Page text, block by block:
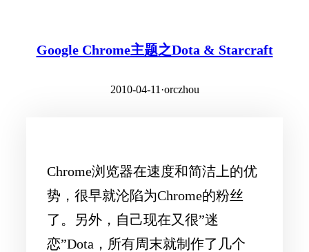
Google Chrome主题之Dota & Starcraft
2010-04-11 ·orczhou
Chrome浏览器在速度和简洁上的优
势，很早就沦陷为Chrome的粉丝
了。另外，自己现在又很”迷
恋”Dota，所有周末就制作了几个